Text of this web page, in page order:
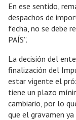
En ese sentido,
despachos de
fecha, no se debe
PAÍS”.
La decisión del
finalización del
estar vigente el
tiene un plazo
cambiario, por lo
que el gravamen